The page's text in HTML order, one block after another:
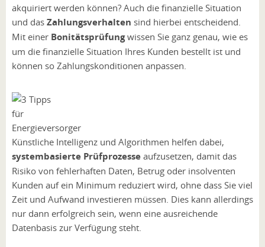
akquiriert werden können? Auch die finanzielle Situation
und das Zahlungsverhalten sind hierbei entscheidend.
Mit einer Bonitätsprüfungwissen Sie ganz genau, wie es
um die finanzielle Situation Ihres Kunden bestellt ist und
können so Zahlungskonditionen anpassen.
Künstliche Intelligenz und Algorithmen helfen dabei,
systembasierte Prüfprozesse aufzusetzen, damit das
Risiko von fehlerhaften Daten, Betrug oder insolventen
Kunden auf ein Minimum reduziert wird, ohne dass Sie viel
Zeit und Aufwand investieren müssen. Dies kann allerdings
nur dann erfolgreich sein, wenn eine ausreichende
Datenbasis zur Verfügung steht.